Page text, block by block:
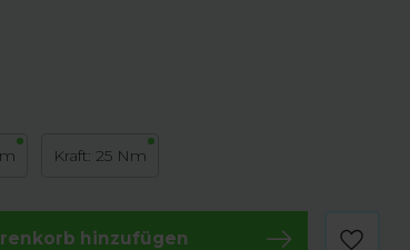
Kraft: 25 Nm
hinzufügen